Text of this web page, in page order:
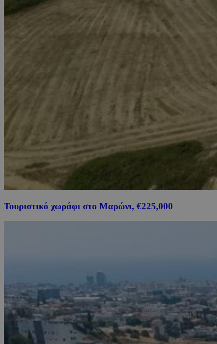
Τουριστικό χωράφι στο Μαρώνι, €225,000